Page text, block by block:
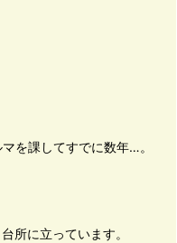
を課してすでに数年…。
所に立っています。